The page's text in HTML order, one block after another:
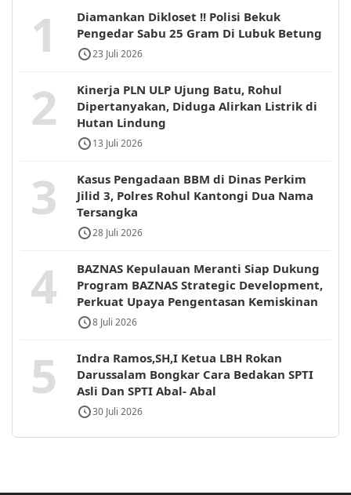
1
Diamankan Dikloset !! Polisi Bekuk
Pengedar Sabu 25 Gram Di Lubuk Betung
23 Juli 2026
2
Kinerja PLN ULP Ujung Batu, Rohul
Dipertanyakan, Diduga Alirkan Listrik di
Hutan Lindung
13 Juli 2026
3
Kasus Pengadaan BBM di Dinas Perkim
Jilid 3, Polres Rohul Kantongi Dua Nama
Tersangka
28 Juli 2026
4
BAZNAS Kepulauan Meranti Siap Dukung
Program BAZNAS Strategic Development,
Perkuat Upaya Pengentasan Kemiskinan
8 Juli 2026
5
Indra Ramos,SH,I Ketua LBH Rokan
Darussalam Bongkar Cara Bedakan SPTI
Asli Dan SPTI Abal- Abal
30 Juli 2026